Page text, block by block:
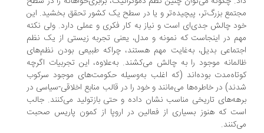
بزرگ‌تر، پیچیده‌تر و یا در سطح یک کشور تحقق بخشید. این
چالش جدی‌ای است و نیاز به کار فکری و عملی دارد. ولی نکته
در اینجاست که نمونه و مدل، یعنی تجربه زیستی از یک نظم
بدیل، به‌غایت مهم هستند، چراکه طبیعی بودن نظم‌های
موجود را به چالش می‌کشند. به‌علاوه، این تجربیات اگرچه
بود‌ه‌اند (که اغلب به‌وسیله حکومت‌های موجود سرکوب
در خاطره‌ها می‌مانند و خود را در قالب منابع اخلاقی-سیاسی در
تاریخی مناسب نشان داده و حتی بازتولید می‌کنند. جالب
که هنوز بسیاری از فعالین در اروپا از کمون پاریس صحبت